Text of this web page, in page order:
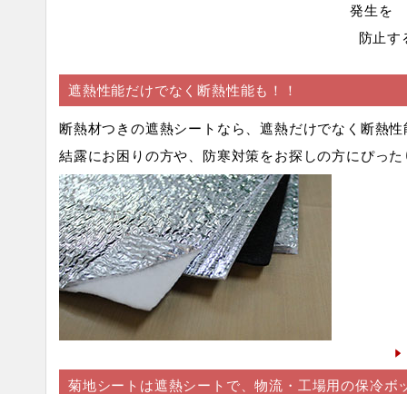
発生を
防止す
遮熱性能だけでなく断熱性能も！！
断熱材つきの遮熱シートなら、遮熱だけでなく断熱
結露にお困りの方や、防寒対策をお探しの方にぴっ
菊地シートは遮熱シートで、物流・工場用の保冷ボ